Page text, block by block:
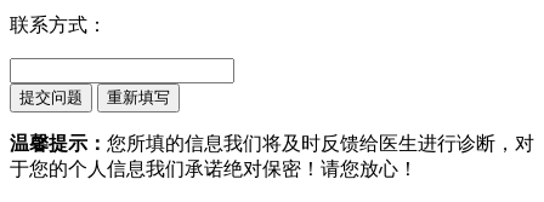
联系方式：
温馨提示： 您所填的信息我们将及时反馈给医生进行诊断，对
于您的个人信息我们承诺绝对保密！请您放心！